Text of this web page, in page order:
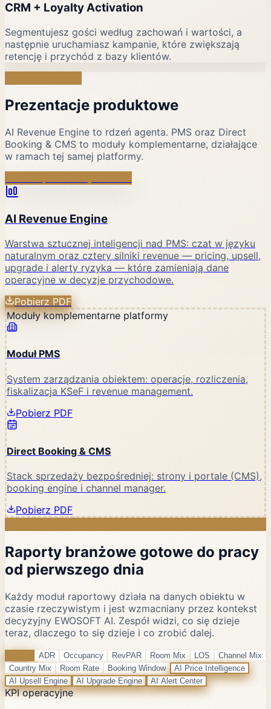
CRM + Loyalty Activation
Segmentujesz gości według zachowań i wartości, a
następnie uruchamiasz kampanie, które zwiększają
retencję i przychód z bazy klientów.
Prezentacje produktowe
AI Revenue Engine to rdzeń agenta. PMS oraz Direct
Booking & CMS to moduły komplementarne, działające
w ramach tej samej platformy.
AI Revenue Engine
Warstwa sztucznej inteligencji nad PMS: czat w języku
naturalnym oraz cztery silniki revenue — pricing, upsell,
upgrade i alerty ryzyka — które zamieniają dane
operacyjne w decyzje przychodowe.
Pobierz PDF
Moduły komplementarne platformy
Moduł PMS
System zarządzania obiektem: operacje, rozliczenia,
fiskalizacja KSeF i revenue management.
Pobierz PDF
Direct Booking & CMS
Stack sprzedaży bezpośredniej: strony i portale (CMS),
booking engine i channel manager.
Pobierz PDF
Raporty branżowe gotowe do pracy
od pierwszego dnia
Każdy moduł raportowy działa na danych obiektu w
czasie rzeczywistym i jest wzmacniany przez kontekst
decyzyjny EWOSOFT AI. Zespół widzi, co się dzieje
teraz, dlaczego to się dzieje i co zrobić dalej.
ADR Occupancy RevPAR Room Mix LOS
Channel Mix
Country Mix
Room Rate Booking Window
AI Price Intelligence
AI Upsell Engine
AI Upgrade Engine AI Alert Center
KPI operacyjne